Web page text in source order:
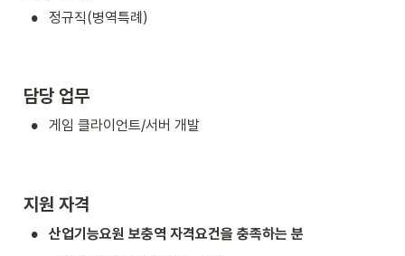
• 정규직(병역특례)
담당 업무
• 게임 클라이언트/서버 개발
지원 자격
•
산업기능요원 보충역 자격요건을 충족하는 분